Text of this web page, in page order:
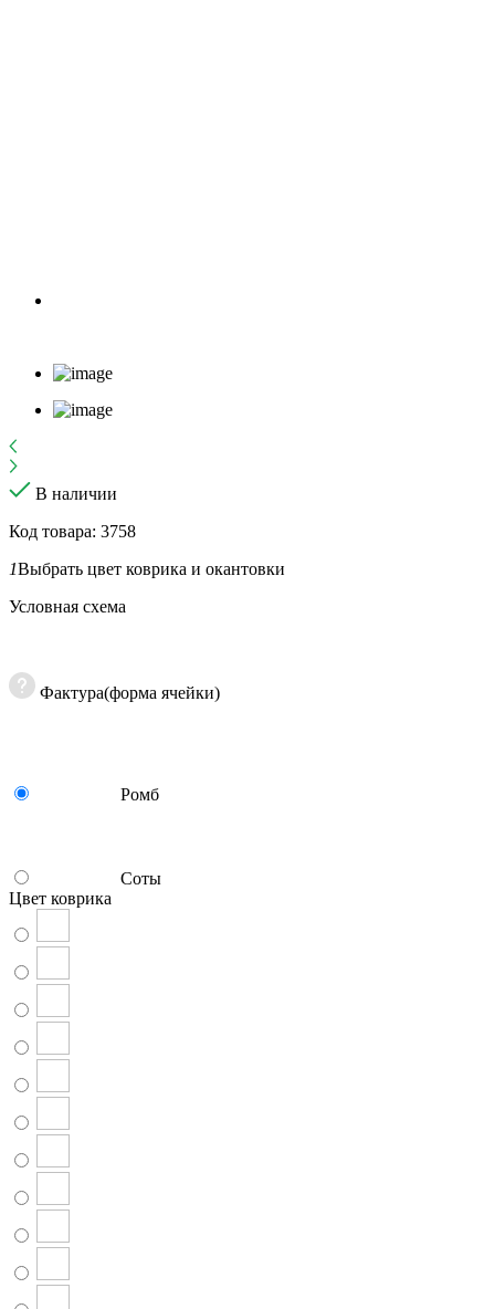
В наличии
Код товара: 3758
1Выбрать цвет коврика и окантовки
Условная схема
Фактура(форма ячейки)
Ромб
Соты
Цвет коврика